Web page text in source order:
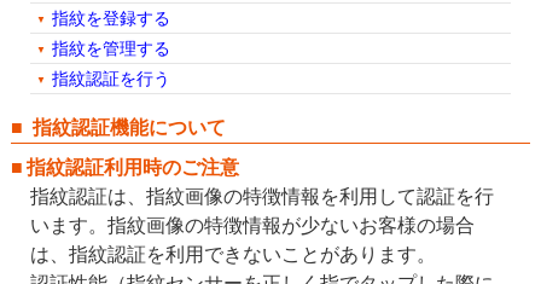
指紋を登録する
指紋を管理する
指紋認証を行う
指紋認証機能について
指紋認証利用時のご注意
指紋認証は、指紋画像の特徴情報を利用して認証を行
います。指紋画像の特徴情報が少ないお客様の場合
は、指紋認証を利用できないことがあります。